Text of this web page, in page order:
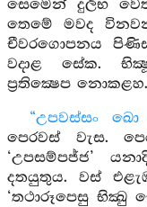
සෙමෙන් දුර්‍ලභ
තෙමේ මවද
චීවරගොපනය
වදාළ සේක.
ප්‍රතික්‍ෂෙප නොකළහ.
“උපවස්සං ඛො
පෙරවස් වැස.
‘උපසම්පජ්ජ’
දතයුතුය. වස්
‘තථාරූපෙසු භික්‍ඛු